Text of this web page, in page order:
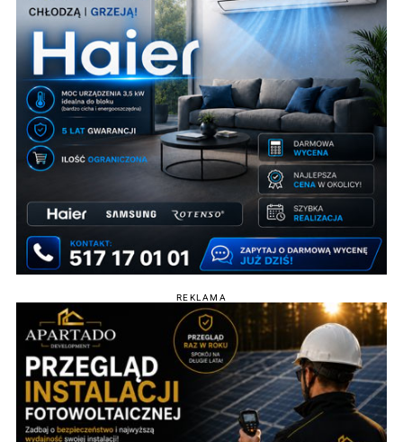
REKLAMA